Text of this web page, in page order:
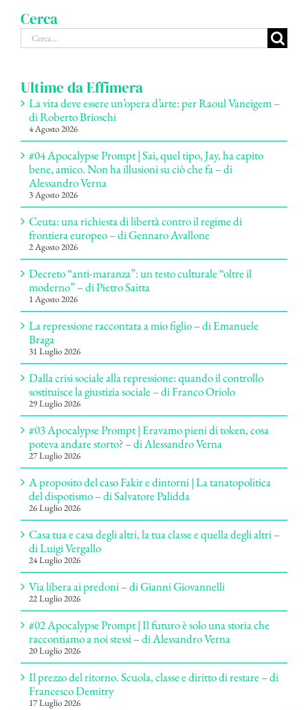
Cerca
Cerca
per:
Ultime da Effimera
La vita deve essere un’opera d’arte: per Raoul Vaneigem –
di Roberto Brioschi
4 Agosto 2026
#04 Apocalypse Prompt | Sai, quel tipo, Jay, ha capito
bene, amico. Non ha illusioni su ciò che fa – di
Alessandro Verna
3 Agosto 2026
Ceuta: una richiesta di libertà contro il regime di
frontiera europeo – di Gennaro Avallone
2 Agosto 2026
Decreto “anti-maranza”: un testo culturale “oltre il
moderno” – di Pietro Saitta
1 Agosto 2026
La repressione raccontata a mio figlio – di Emanuele
Braga
31 Luglio 2026
Dalla crisi sociale alla repressione: quando il controllo
sostituisce la giustizia sociale – di Franco Oriolo
29 Luglio 2026
#03 Apocalypse Prompt | Eravamo pieni di token, cosa
poteva andare storto? – di Alessandro Verna
27 Luglio 2026
A proposito del caso Fakir e dintorni | La tanatopolitica
del dispotismo – di Salvatore Palidda
26 Luglio 2026
Casa tua e casa degli altri, la tua classe e quella degli altri –
di Luigi Vergallo
24 Luglio 2026
Via libera ai predoni – di Gianni Giovannelli
22 Luglio 2026
#02 Apocalypse Prompt | Il futuro è solo una storia che
raccontiamo a noi stessi – di Alessandro Verna
20 Luglio 2026
Il prezzo del ritorno. Scuola, classe e diritto di restare – di
Francesco Demitry
17 Luglio 2026